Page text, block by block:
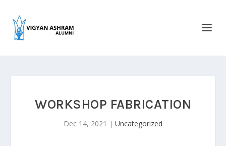
WORKSHOP FABRICATION
Dec 14, 2021 | Uncategorized